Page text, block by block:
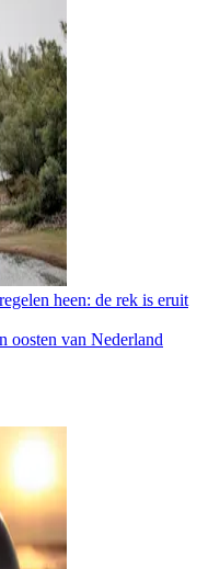
heen: de rek is eruit
oosten van Nederland